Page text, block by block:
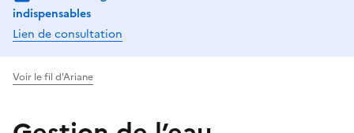
indispensables
Lien de consultation
Voir le fil d'Ariane